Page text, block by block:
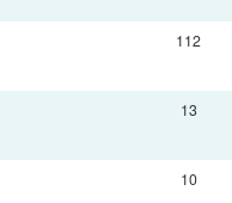
112
13
10